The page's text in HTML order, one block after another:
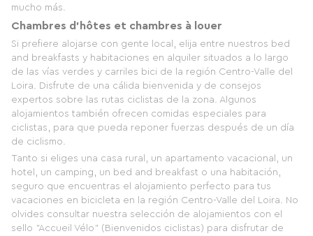
mucho más.
Chambres d'hôtes et chambres à louer
Si prefiere alojarse con gente local, elija entre nuestros bed
and breakfasts y habitaciones en alquiler situados a lo largo
de las vías verdes y carriles bici de la región Centro-Valle del
Loira. Disfrute de una cálida bienvenida y de consejos
expertos sobre las rutas ciclistas de la zona. Algunos
alojamientos también ofrecen comidas especiales para
ciclistas, para que pueda reponer fuerzas después de un día
de ciclismo.
Tanto si eliges una casa rural, un apartamento vacacional, un
hotel, un camping, un bed and breakfast o una habitación,
seguro que encuentras el alojamiento perfecto para tus
vacaciones en bicicleta en la región Centro-Valle del Loira. No
olvides consultar nuestra selección de alojamientos con el
sello "Accueil Vélo" (Bienvenidos ciclistas) para disfrutar de